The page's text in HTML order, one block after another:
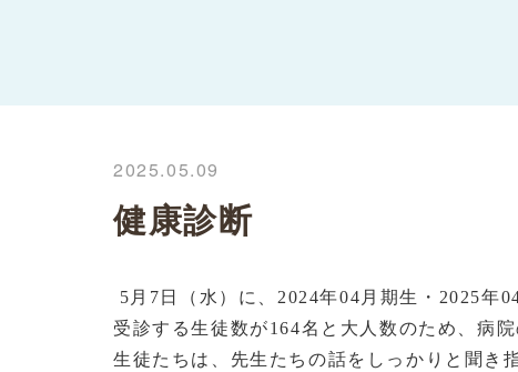
2025.05.09
健康診断
5月7日（水）に、2024年04月期生・2025年
受診する生徒数が164名と大人数のため、病
生徒たちは、先生たちの話をしっかりと聞き